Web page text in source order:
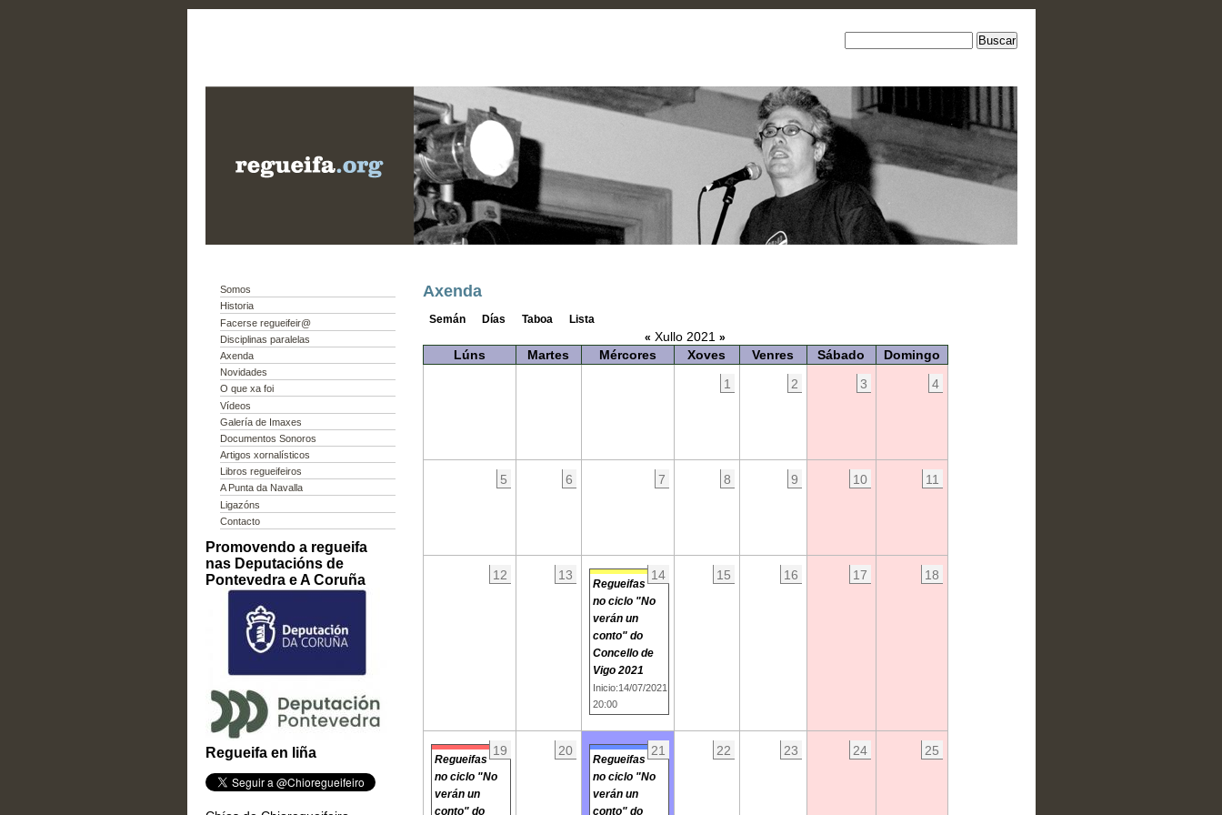
Somos
Historia
Facerse regueifeir@
Disciplinas paralelas
Axenda
Novidades
O que xa foi
Vídeos
Galería de Imaxes
Documentos Sonoros
Artigos xornalísticos
Libros regueifeiros
A Punta da Navalla
Ligazóns
Contacto
Promovendo a regueifa
nas Deputacións de
Pontevedra e A Coruña
Regueifa en liña
Axenda
Semán Días Taboa
Lista
« Xullo 2021 »
Lúns Martes Mércores Xoves Venres Sábado
Domingo
1
2 3 4
5 6 7 8 9 10 11
12 13 14
Regueifas
no ciclo "No
verán un
conto" do
Concello de
Vigo 2021
Inicio:14/07/2021
20:00
15 16 17 18
19
Regueifas
no ciclo "No
verán un
conto" do
20 21
Regueifas
no ciclo "No
verán un
conto" do
22 23 24 25